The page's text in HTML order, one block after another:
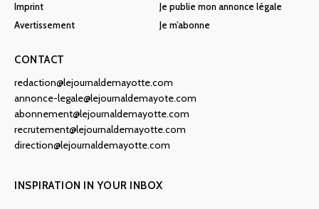
Imprint
Avertissement
Je publie mon annonce légale
Je m’abonne
CONTACT
redaction@lejournaldemayotte.com
annonce-legale@lejournaldemayote.com
abonnement@lejournaldemayotte.com
recrutement@lejournaldemayotte.com
direction@lejournaldemayotte.com
INSPIRATION IN YOUR INBOX